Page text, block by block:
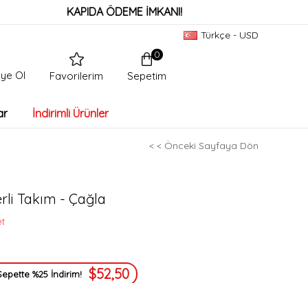
KAPIDA ÖDEME İMKANI!
Türkçe - USD
Sepetim
0
Favorilerim
Ol
İndirimli Ürünler
< < Önceki Sayfaya Dön
Takım - Çağla
%25 İndirim! $52,50